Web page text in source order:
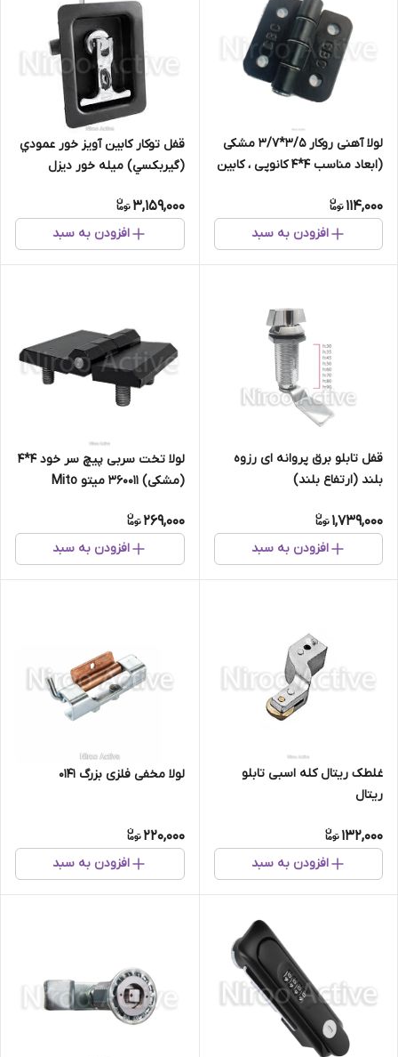
لولا آهنی روکار 3/5*3/7 مشکی
(ابعاد مناسب 4*4 کانوپی ، کابین
114,000
افزودن به سبد
قفل توكار کابین آويز خور عمودي
(گيربكسي) میله خور دیزل
3,159,000
افزودن به سبد
قفل تابلو برق پروانه ای رزوه
بلند (ارتفاع بلند)
1,739,000
افزودن به سبد
لولا تخت سربی پیچ سر خود ۴*۴
(مشکی) ۳۶۰۰۱۱ میتو Mito
269,000
افزودن به سبد
غلطک ریتال کله اسبی تابلو
ریتال
132,000
افزودن به سبد
لولا مخفی فلزی بزرگ ۰۱۴۱
220,000
افزودن به سبد